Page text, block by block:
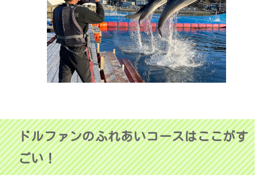
ドルファンのふれあいコースはここがす
ごい！